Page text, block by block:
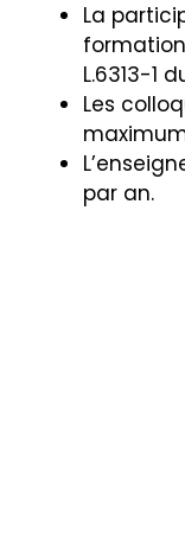
La
L.6313-1
Les
par an.